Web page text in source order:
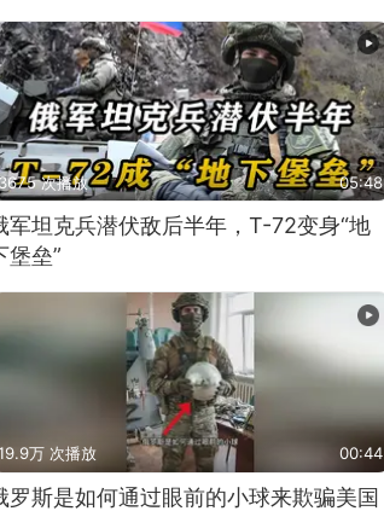
次播放 05:48
军坦克兵潜伏敌后半年，T-72变身“地
堡垒”
万 次播放 00:44
罗斯是如何通过眼前的小球来欺骗美国